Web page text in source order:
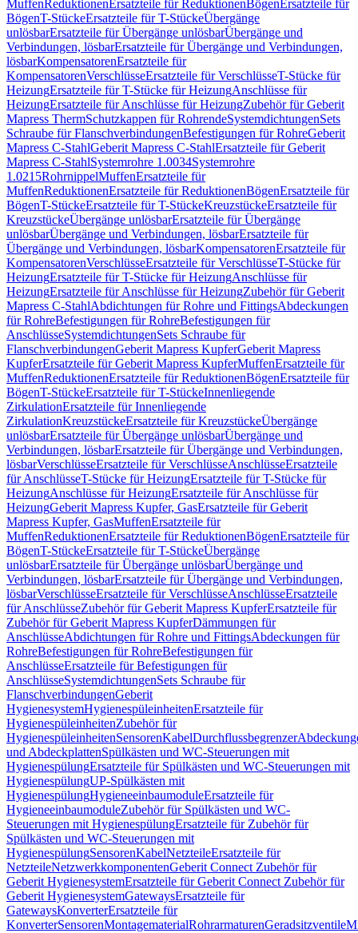
MuffenReduktionenErsatzteile für ReduktionenBögenErsatzteile für
BögenT-StückeErsatzteile für T-StückeÜbergänge
unlösbarErsatzteile für Übergänge unlösbarÜbergänge und
Verbindungen, lösbarErsatzteile für Übergänge und Verbindungen,
lösbarKompensatorenErsatzteile für
KompensatorenVerschlüsseErsatzteile für VerschlüsseT-Stücke für
HeizungErsatzteile für T-Stücke für HeizungAnschlüsse für
HeizungErsatzteile für Anschlüsse für HeizungZubehör für Geberit
Mapress ThermSchutzkappen für RohrendeSystemdichtungenSets
Schraube für FlanschverbindungenBefestigungen für RohreGeberit
Mapress C-StahlGeberit Mapress C-StahlErsatzteile für Geberit
Mapress C-StahlSystemrohre 1.0034Systemrohre
1.0215RohrnippelMuffenErsatzteile für
MuffenReduktionenErsatzteile für ReduktionenBögenErsatzteile für
BögenT-StückeErsatzteile für T-StückeKreuzstückeErsatzteile für
KreuzstückeÜbergänge unlösbarErsatzteile für Übergänge
unlösbarÜbergänge und Verbindungen, lösbarErsatzteile für
Übergänge und Verbindungen, lösbarKompensatorenErsatzteile für
KompensatorenVerschlüsseErsatzteile für VerschlüsseT-Stücke für
HeizungErsatzteile für T-Stücke für HeizungAnschlüsse für
HeizungErsatzteile für Anschlüsse für HeizungZubehör für Geberit
Mapress C-StahlAbdichtungen für Rohre und FittingsAbdeckungen
für RohreBefestigungen für RohreBefestigungen für
AnschlüsseSystemdichtungenSets Schraube für
FlanschverbindungenGeberit Mapress KupferGeberit Mapress
KupferErsatzteile für Geberit Mapress KupferMuffenErsatzteile für
MuffenReduktionenErsatzteile für ReduktionenBögenErsatzteile für
BögenT-StückeErsatzteile für T-StückeInnenliegende
ZirkulationErsatzteile für Innenliegende
ZirkulationKreuzstückeErsatzteile für KreuzstückeÜbergänge
unlösbarErsatzteile für Übergänge unlösbarÜbergänge und
Verbindungen, lösbarErsatzteile für Übergänge und Verbindungen,
lösbarVerschlüsseErsatzteile für VerschlüsseAnschlüsseErsatzteile
für AnschlüsseT-Stücke für HeizungErsatzteile für T-Stücke für
HeizungAnschlüsse für HeizungErsatzteile für Anschlüsse für
HeizungGeberit Mapress Kupfer, GasErsatzteile für Geberit
Mapress Kupfer, GasMuffenErsatzteile für
MuffenReduktionenErsatzteile für ReduktionenBögenErsatzteile für
BögenT-StückeErsatzteile für T-StückeÜbergänge
unlösbarErsatzteile für Übergänge unlösbarÜbergänge und
Verbindungen, lösbarErsatzteile für Übergänge und Verbindungen,
lösbarVerschlüsseErsatzteile für VerschlüsseAnschlüsseErsatzteile
für AnschlüsseZubehör für Geberit Mapress KupferErsatzteile für
Zubehör für Geberit Mapress KupferDämmungen für
AnschlüsseAbdichtungen für Rohre und FittingsAbdeckungen für
RohreBefestigungen für RohreBefestigungen für
AnschlüsseErsatzteile für Befestigungen für
AnschlüsseSystemdichtungenSets Schraube für
FlanschverbindungenGeberit
HygienesystemHygienespüleinheitenErsatzteile für
HygienespüleinheitenZubehör für
HygienespüleinheitenSensorenKabelDurchflussbegrenzer
und AbdeckplattenSpülkästen und WC-Steuerungen mit
HygienespülungErsatzteile für Spülkästen und WC-Steuerungen mit
HygienespülungUP-Spülkästen mit
HygienespülungHygieneeinbaumoduleErsatzteile für
HygieneeinbaumoduleZubehör für Spülkästen und WC-
Steuerungen mit HygienespülungErsatzteile für Zubehör für
Spülkästen und WC-Steuerungen mit
HygienespülungSensorenKabelNetzteileErsatzteile für
NetzteileNetzwerkkomponentenGeberit Connect Zubehör für
Geberit HygienesystemErsatzteile für Geberit Connect Zubehör für
Geberit HygienesystemGatewaysErsatzteile für
GatewaysKonverterErsatzteile für
KonverterSensorenMontagematerialRohrarmaturenGeradsitzventile